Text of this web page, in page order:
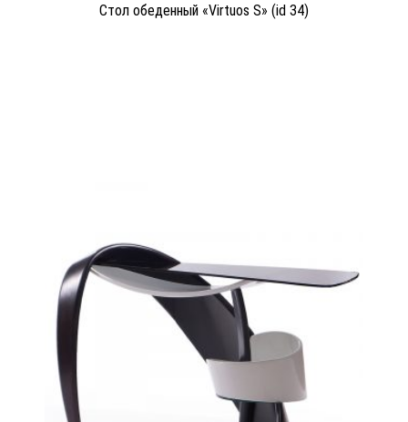
Стол обеденный «Virtuos S» (id 34)